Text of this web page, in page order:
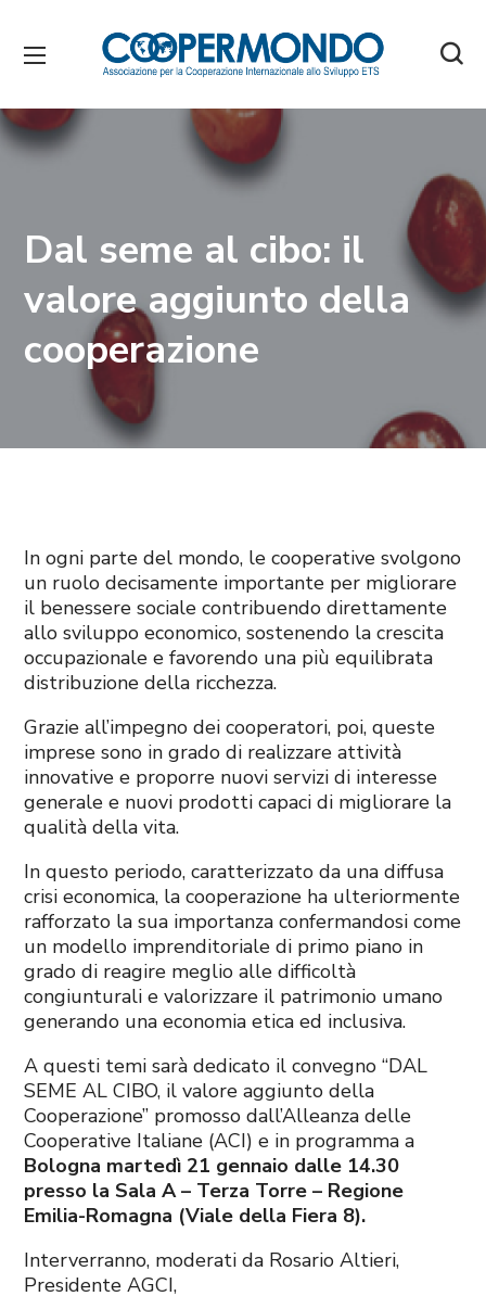
Dal seme al cibo: il
valore aggiunto della
cooperazione
In ogni parte del mondo, le cooperative svolgono
un ruolo decisamente importante per migliorare
il benessere sociale contribuendo direttamente
allo sviluppo economico, sostenendo la crescita
occupazionale e favorendo una più equilibrata
distribuzione della ricchezza.
Grazie all’impegno dei cooperatori, poi, queste
imprese sono in grado di realizzare attività
innovative e proporre nuovi servizi di interesse
generale e nuovi prodotti capaci di migliorare la
qualità della vita.
In questo periodo, caratterizzato da una diffusa
crisi economica, la cooperazione ha ulteriormente
rafforzato la sua importanza confermandosi come
un modello imprenditoriale di primo piano in
grado di reagire meglio alle difficoltà
congiunturali e valorizzare il patrimonio umano
generando una economia etica ed inclusiva.
A questi temi sarà dedicato il convegno “DAL
SEME AL CIBO, il valore aggiunto della
Cooperazione” promosso dall’Alleanza delle
Cooperative Italiane (ACI) e in programma a
Bologna martedì 21 gennaio dalle 14.30
presso la Sala A – Terza Torre – Regione
Emilia-Romagna (Viale della Fiera 8).
Interverranno, moderati da Rosario Altieri,
Presidente AGCI,